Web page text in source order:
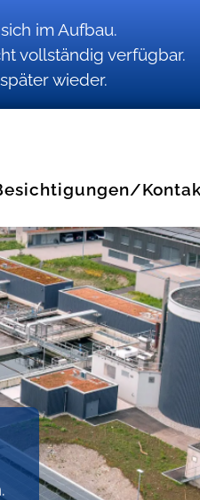
im Aufbau.
vollständig verfügbar.
wieder.